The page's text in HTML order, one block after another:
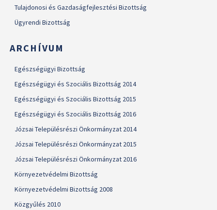
Tulajdonosi és Gazdaságfejlesztési Bizottság
Ügyrendi Bizottság
ARCHÍVUM
Egészségügyi Bizottság
Egészségügyi és Szociális Bizottság 2014
Egészségügyi és Szociális Bizottság 2015
Egészségügyi és Szociális Bizottság 2016
Józsai Településrészi Önkormányzat 2014
Józsai Településrészi Önkormányzat 2015
Józsai Településrészi Önkormányzat 2016
Környezetvédelmi Bizottság
Környezetvédelmi Bizottság 2008
Közgyűlés 2010